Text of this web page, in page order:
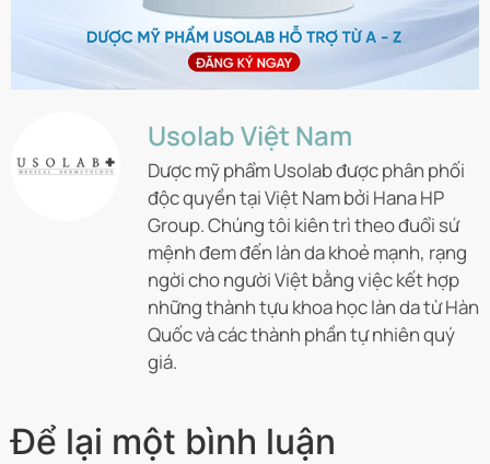
Usolab Việt Nam
Dược mỹ phẩm Usolab được phân phối
độc quyền tại Việt Nam bởi Hana HP
Group. Chúng tôi kiên trì theo đuổi sứ
mệnh đem đến làn da khoẻ mạnh, rạng
ngời cho người Việt bằng việc kết hợp
những thành tựu khoa học làn da từ Hàn
Quốc và các thành phần tự nhiên quý
giá.
Để lại một bình luận